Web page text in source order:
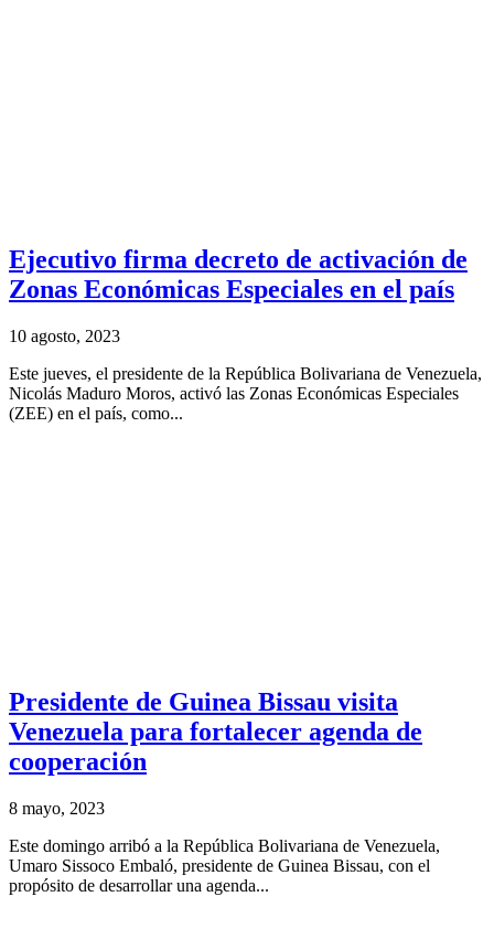
Ejecutivo firma decreto de activación de
Zonas Económicas Especiales en el país
10 agosto, 2023
Este jueves, el presidente de la República Bolivariana de Venezuela,
Nicolás Maduro Moros, activó las Zonas Económicas Especiales
(ZEE) en el país, como...
Presidente de Guinea Bissau visita
Venezuela para fortalecer agenda de
cooperación
8 mayo, 2023
Este domingo arribó a la República Bolivariana de Venezuela,
Umaro Sissoco Embaló, presidente de Guinea Bissau, con el
propósito de desarrollar una agenda...